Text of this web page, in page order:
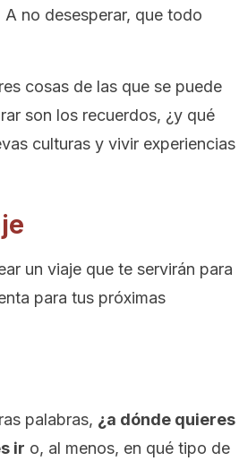
A no desesperar, que todo
cosas de las que se puede
son los recuerdos, ¿y qué
culturas y vivir experiencias
un viaje que te servirán para
para tus próximas
palabras, ¿a dónde quieres
ir o, al menos, en qué tipo de